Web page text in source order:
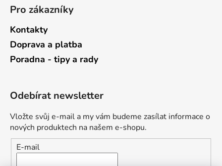
Pro zákazníky
Kontakty
Doprava a platba
Poradna - tipy a rady
Odebírat newsletter
Vložte svůj e-mail a my vám budeme zasílat informace o
nových produktech na našem e-shopu.
E-mail